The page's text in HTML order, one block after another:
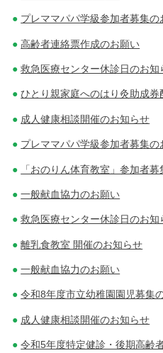
プレママパパ学級参加者募集の
高齢者連絡票作成のお願い
救急医療センター休診日のお知
ひとり親家庭へのはり灸助成券
成人健康相談開催のお知らせ
プレママパパ学級参加者募集の
「おのりん体育教室」参加者
一般献血協力のお願い
救急医療センター休診日のお知
離乳食教室 開催のお知らせ
一般献血協力のお願い
令和8年度市立幼稚園園児募集
成人健康相談開催のお知らせ
令和5年度特定健診・後期高齢